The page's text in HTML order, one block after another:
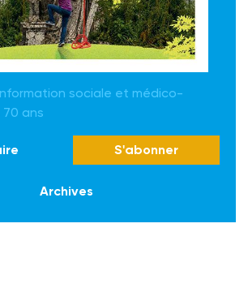
sociale et médico-
ans
S'abonner
Archives